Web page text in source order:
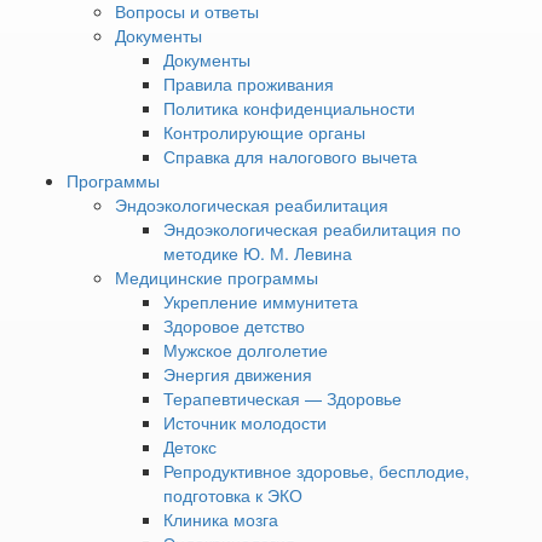
Вопросы и ответы
Документы
Документы
Правила проживания
Политика конфиденциальности
Контролирующие органы
Справка для налогового вычета
Программы
Эндоэкологическая реабилитация
Эндоэкологическая реабилитация по
методике Ю. М. Левина
Медицинские программы
Укрепление иммунитета
Здоровое детство
Мужское долголетие
Энергия движения
Терапевтическая — Здоровье
Источник молодости
Детокс
Репродуктивное здоровье, бесплодие,
подготовка к ЭКО
Клиника мозга
Принцип работы аппарата
Starvac DX-Smart
Под действием вакуума кожа втягивается внутрь
манипулы, что вызывает активный приток крови к
обрабатываемой зоне. В результате:
усиливается микроциркуляция;
ускоряется выведение токсинов;
активизируется местный иммунитет;
стимулируется регенерация тканей;
снимается мышечное напряжение и спазмы.
Регулярное прлведение процедуры способствует
улучшению тонуса кожи, уменьшению проявлений
целлюлита и восстановлению подвижности тканей.
Основные виды насадок